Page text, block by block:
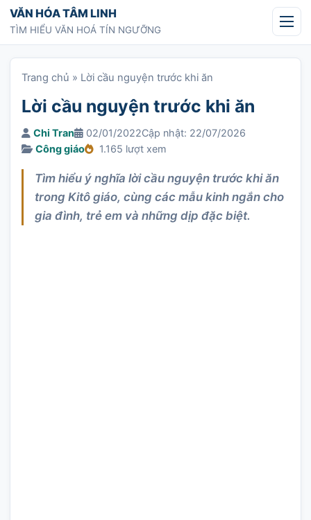
Chuyển tới nội dung
VĂN HÓA TÂM LINH
TÌM HIỂU VĂN HOÁ TÍN NGƯỠNG
Trang chủ » Lời cầu nguyện trước khi ăn
Lời cầu nguyện trước khi ăn
Chi Tran 02/01/2022Cập nhật: 22/07/2026
Công giáo
1.165 lượt xem
Tìm hiểu ý nghĩa lời cầu nguyện trước khi ăn
trong Kitô giáo, cùng các mẫu kinh ngắn cho
gia đình, trẻ em và những dịp đặc biệt.